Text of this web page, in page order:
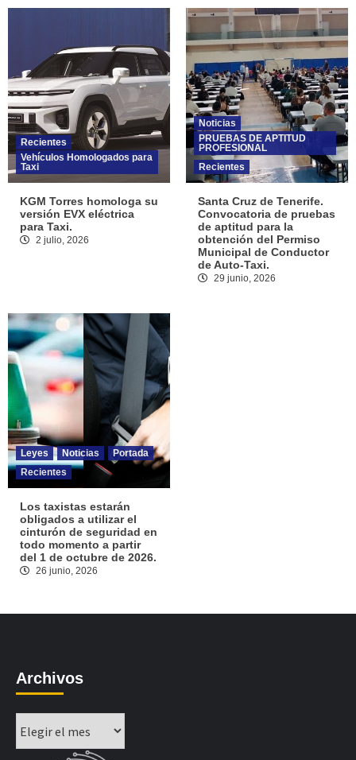
Recientes
Vehículos Homologados para
Taxi
KGM Torres homologa su
versión EVX eléctrica
para Taxi.
2 julio, 2026
Noticias
PRUEBAS DE APTITUD
PROFESIONAL
Recientes
Santa Cruz de Tenerife.
Convocatoria de pruebas
de aptitud para la
obtención del Permiso
Municipal de Conductor
de Auto-Taxi.
29 junio, 2026
Leyes Noticias
Portada
Recientes
Los taxistas estarán
obligados a utilizar el
cinturón de seguridad en
todo momento a partir
del 1 de octubre de 2026.
26 junio, 2026
Archivos